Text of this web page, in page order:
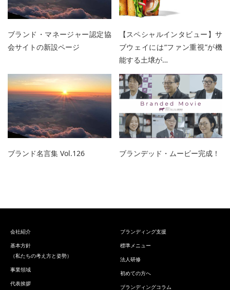
ブランド・マネージャー認定協
会サイトの新設ページ
【スペシャルインタビュー】サ
ブウェイには“ファン重視”が機
能する土壌が…
ブランド名言集 Vol.126 ブランデッド・ムービー完成！
会社紹介
基本方針
（私たちの考え方と姿勢）
事業領域
代表挨拶
ブランディング支援
標準メニュー
法人研修
初めての方へ
ブランディングコラム